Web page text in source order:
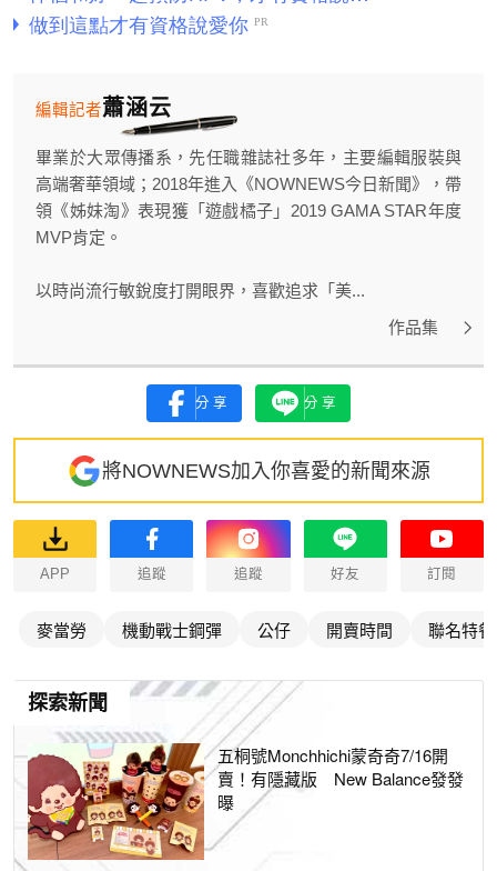
蕭涵云
編輯記者
畢業於大眾傳播系，先任職雜誌社多年，主要編輯服裝與
高端奢華領域；2018年進入《NOWNEWS今日新聞》，帶
領《姊妹淘》表現獲「遊戲橘子」2019 GAMA STAR年度
MVP肯定。
以時尚流行敏銳度打開眼界，喜歡追求「美...
作品集
分享 分享
將NOWNEWS加入你喜愛的新聞來源
APP 追蹤 追蹤 好友 訂閱
麥當勞 機動戰士鋼彈 公仔 開賣時間 聯名特餐
探索新聞
五桐號Monchhichi蒙奇奇7/16開
賣！有隱藏版 New Balance發發
曝